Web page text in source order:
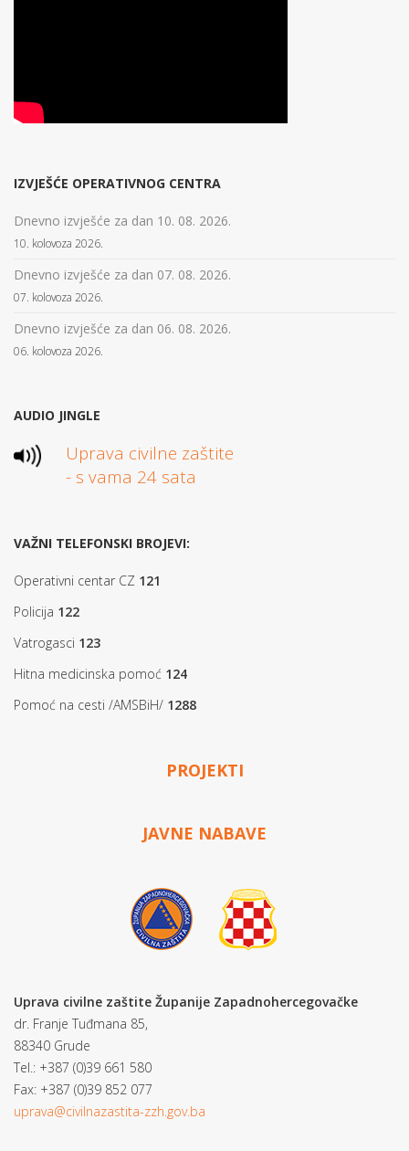
IZVJEŠĆE OPERATIVNOG CENTRA
Dnevno izvješće za dan 10. 08. 2026.
10. kolovoza 2026.
Dnevno izvješće za dan 07. 08. 2026.
07. kolovoza 2026.
Dnevno izvješće za dan 06. 08. 2026.
06. kolovoza 2026.
AUDIO JINGLE
Uprava civilne zaštite
- s vama 24 sata
VAŽNI TELEFONSKI BROJEVI:
Operativni centar CZ 121
Policija 122
Vatrogasci 123
Hitna medicinska pomoć 124
Pomoć na cesti /AMSBiH/ 1288
PROJEKTI
JAVNE NABAVE
Uprava civilne zaštite Županije Zapadnohercegovačke
dr. Franje Tuđmana 85,
88340 Grude
Tel.: +387 (0)39 661 580
Fax: +387 (0)39 852 077
uprava@civilnazastita-zzh.gov.ba